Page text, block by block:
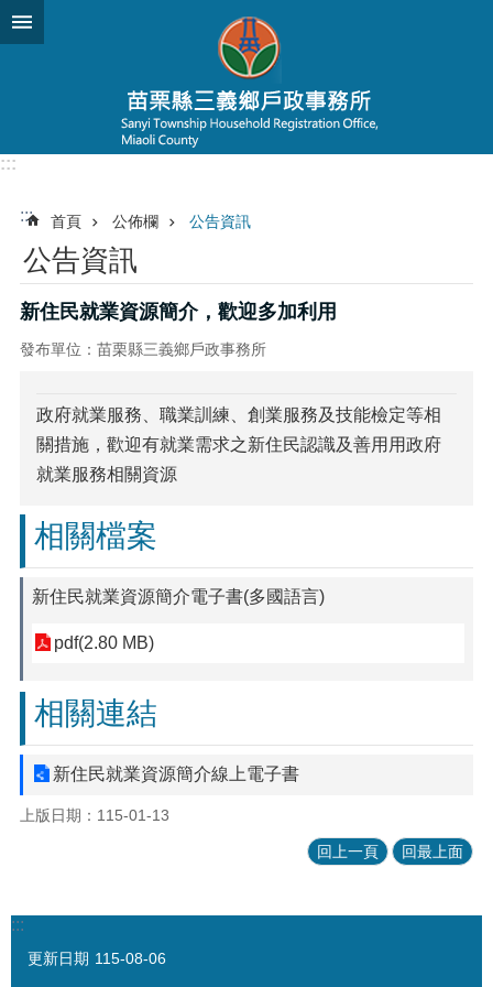
跳到主要內容區塊
:::
::: 首頁 公佈欄 公告資訊
公告資訊
新住民就業資源簡介，歡迎多加利用
發布單位：苗栗縣三義鄉戶政事務所
政府就業服務、職業訓練、創業服務及技能檢定等相
關措施，歡迎有就業需求之新住民認識及善用用政府
就業服務相關資源
相關檔案
新住民就業資源簡介電子書(多國語言)
pdf(2.80 MB)
相關連結
新住民就業資源簡介線上電子書
上版日期：115-01-13
回上一頁 回最上面
:::
更新日期 115-08-06